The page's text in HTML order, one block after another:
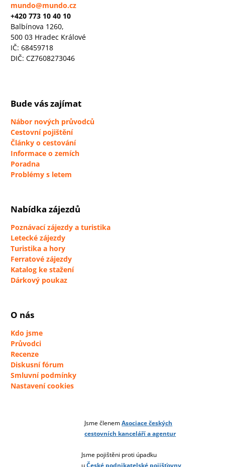
mundo@mundo.cz
+420 773 10 40 10
Balbínova 1260,
500 03 Hradec Králové
IČ: 68459718
DIČ: CZ7608273046
Bude vás zajímat
Nábor nových průvodců
Cestovní pojištění
Články o cestování
Informace o zemích
Poradna
Problémy s letem
Nabídka zájezdů
Poznávací zájezdy a turistika
Letecké zájezdy
Turistika a hory
Ferratové zájezdy
Katalog ke stažení
Dárkový poukaz
O nás
Kdo jsme
Průvodci
Recenze
Diskusní fórum
Smluvní podmínky
Nastavení cookies
Jsme členemAsociace českých
cestovních kanceláří a agentur
Jsme pojištěni proti úpadku
uČeské podnikatelské pojišťovny